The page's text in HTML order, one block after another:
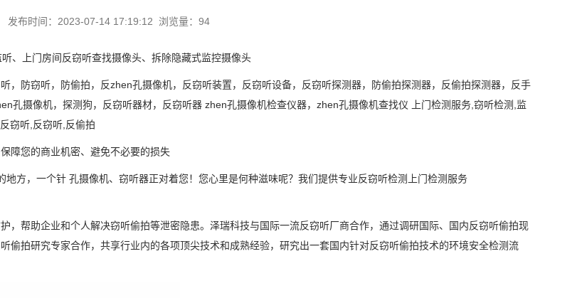
发布时间：2023-07-14 17:19:12 浏览量：94
、上门房间反窃听查找摄像头、拆除隐藏式监控摄像头
，防窃听，防偷拍，反zhen孔摄像机，反窃听装置，反窃听设备，反窃听探测器，防偷拍探测器，反偷拍探测器，反手
孔摄像机，探测狗，反窃听器材，反窃听器 zhen孔摄像机检查仪器， zhen孔摄像机查找仪 上门检测服务 窃听检测 监
反窃听 反窃听 反偷拍
障您的商业机密、避免不必要的损失
地方，一个针 孔摄像机、窃听器正对着您！您心里是何种滋味呢？我们提供专业反窃听检测上门检测服务
，帮助企业和个人解决窃听偷拍等泄密隐患。 泽瑞科技与国际一流反窃听厂商合作，通过调研国际、国内反窃听偷拍现
偷拍研究专家合作，共享行业内的各项顶尖技术和成熟经验，研究出一套国内针对反窃听偷拍技术的环境安全检测流